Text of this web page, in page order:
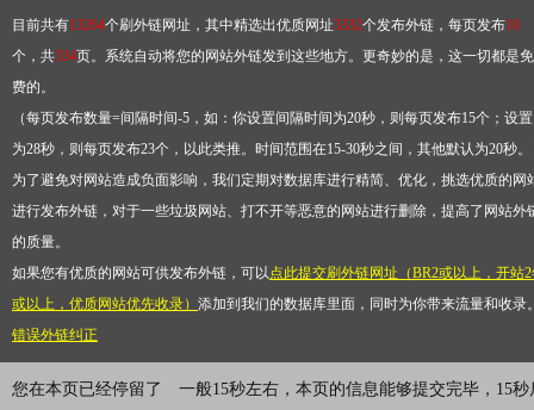
目前共有13264个刷外链网址，其中精选出优质网址3332个发布外链，每页发布10
个，共334页。系统自动将您的网站外链发到这些地方。更奇妙的是，这一切都是免
费的。
（每页发布数量=间隔时间-5，如：你设置间隔时间为20秒，则每页发布15个；设置
为28秒，则每页发布23个，以此类推。时间范围在15-30秒之间，其他默认为20秒
为了避免对网站造成负面影响，我们定期对数据库进行精简、优化，挑选优质的网
进行发布外链，对于一些垃圾网站、打不开等恶意的网站进行删除，提高了网站外
的质量。
如果您有优质的网站可供发布外链，可以点此提交刷外链网址（BR2或以上，开站
或以上，优质网站优先收录） 添加到我们的数据库里面，同时为你带来流量和收录
错误外链纠正
您在本页已经停留了 0小时0分1秒 一般15秒左右，本页的信息能够提